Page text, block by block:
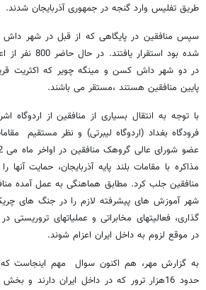
طریق تفلیس وارد گنجه در جمهوری آذربایجان شدند.
شده بود
در دو شهر داش کسن و مینگه چویر که اکثریت
پایین منافقین هستند ،مستقر می باشند.
با توجه به انتقال بسیاری از منافقین از اردوگاه
فرودگاه بغداد (اردوگاه لیبرتی) و نظر مستقیم
منافقین جلب کرد. مطابق هماهنگی به عمل آمده
شهر آموزش های پیشرفته لازم را در جنگ های
گذاری، فعالیتهای مخابراتی و عملیاتهای
در موقع لزوم به داخل ایران اعزام شوند.
به گزارش مهر، هم اکنون سوال مهم اینجاست که
حدود 16هزار ترور که در داخل ایران دارند و